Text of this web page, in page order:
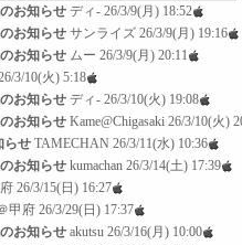
お知らせ ディ- 26/3/9(月) 18:52
お知らせ サンライズ 26/3/9(月) 19:16
お知らせ ムー 26/3/9(月) 20:11
3/10(火) 5:18
お知らせ ディ- 26/3/10(火) 19:08
お知らせ Kame@Chigasaki 26/3/10(火)
らせ TAMECHAN 26/3/11(水) 10:36
お知らせ kumachan 26/3/14(土) 17:39
26/3/15(日) 16:27
甲府 26/3/29(日) 17:37
お知らせ akutsu 26/3/16(月) 10:00